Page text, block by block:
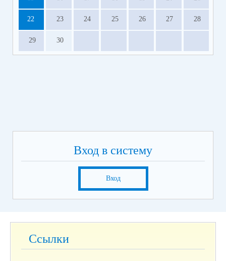
22 23 24 25 26 27 28
29 30
Вход в систему
Вход
Ссылки